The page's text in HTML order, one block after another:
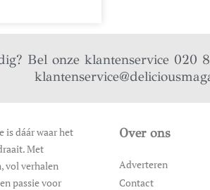
Bel onze klantenservice 020
is dáár waar het
Met
vol verhalen
passie voor
Over ons
Adverteren
Contact